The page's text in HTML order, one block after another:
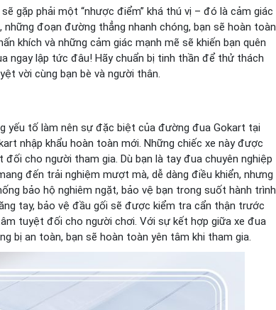
gặp phải một “nhược điểm” khá thú vị – đó là cảm giác
những đoạn đường thẳng nhanh chóng, bạn sẽ hoàn toàn
khích và những cảm giác mạnh mẽ sẽ khiến bạn quên
ngay lập tức đâu! Hãy chuẩn bị tinh thần để thử thách
vời cùng bạn bè và người thân.
yếu tố làm nên sự đặc biệt của đường đua Gokart tại
nhập khẩu hoàn toàn mới. Những chiếc xe này được
cho người tham gia. Dù bạn là tay đua chuyên nghiệp
đến trải nghiệm mượt mà, dễ dàng điều khiển, nhưng
bảo hộ nghiêm ngặt, bảo vệ bạn trong suốt hành trình
tay, bảo vệ đầu gối sẽ được kiểm tra cẩn thận trước
tuyệt đối cho người chơi. Với sự kết hợp giữa xe đua
bị an toàn, bạn sẽ hoàn toàn yên tâm khi tham gia.